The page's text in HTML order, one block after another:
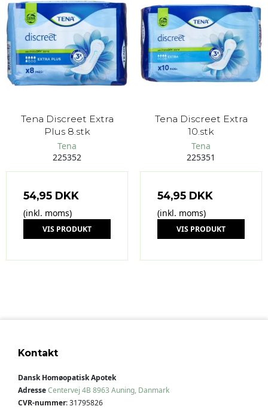
Tena Discreet Extra
Plus 8.stk
Tena
225352
54,95 DKK
(inkl. moms)
VIS PRODUKT
Tena Discreet Extra
10.stk
Tena
225351
54,95 DKK
(inkl. moms)
VIS PRODUKT
Kontakt
Dansk Homøopatisk Apotek
AdresseCentervej 4B 8963 Auning, Danmark
CVR-nummer:31795826